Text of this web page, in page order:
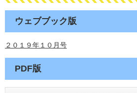
ウェブブック版
２０１９年１０月号
PDF版